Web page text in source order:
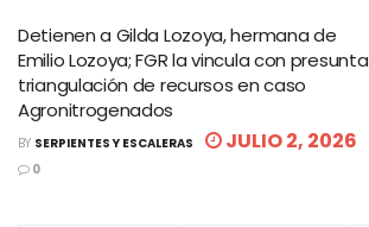
Detienen a Gilda Lozoya, hermana de
Emilio Lozoya; FGR la vincula con presunta
triangulación de recursos en caso
Agronitrogenados
BY SERPIENTES Y ESCALERAS JULIO 2, 2026
0